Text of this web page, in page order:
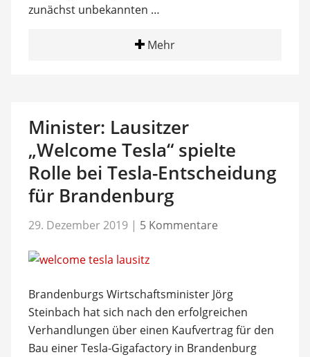
zunächst unbekannten …
Mehr
Minister: Lausitzer
„Welcome Tesla“ spielte
Rolle bei Tesla-Entscheidung
für Brandenburg
29. Dezember 2019 | 5 Kommentare
Brandenburgs Wirtschaftsminister Jörg
Steinbach hat sich nach den erfolgreichen
Verhandlungen über einen Kaufvertrag für den
Bau einer Tesla-Gigafactory in Brandenburg